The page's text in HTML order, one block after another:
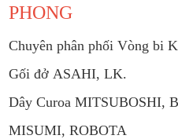
PHONG
Chuyên phân phối Vòng bi
Gối đở ASAHI, LK.
Dây Curoa MITSUBOSHI,
MISUMI, ROBOTA